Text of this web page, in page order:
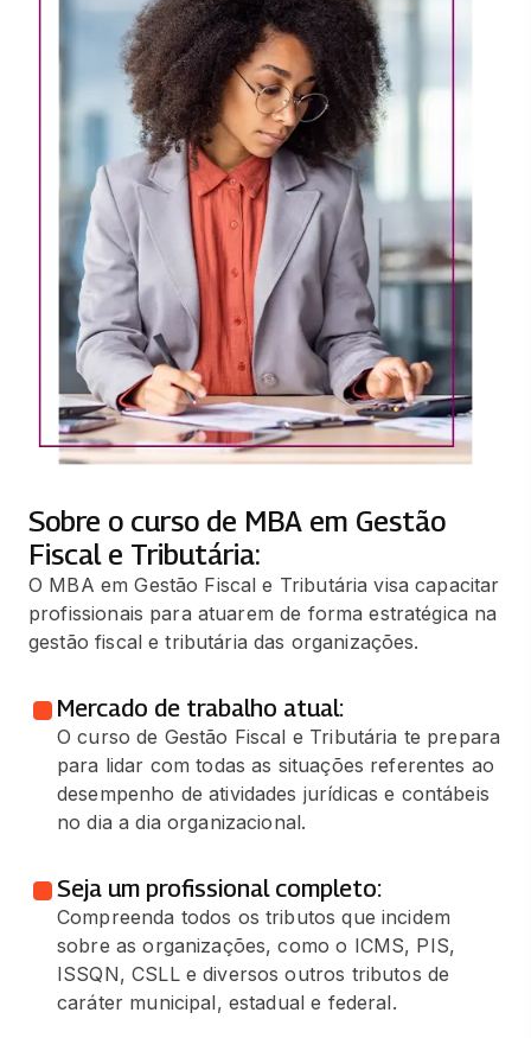
Sobre o curso de MBA em Gestão
Fiscal e Tributária:
O MBA em Gestão Fiscal e Tributária visa capacitar
profissionais para atuarem de forma estratégica na
gestão fiscal e tributária das organizações.
Mercado de trabalho atual:
O curso de Gestão Fiscal e Tributária te prepara
para lidar com todas as situações referentes ao
desempenho de atividades jurídicas e contábeis
no dia a dia organizacional.
Seja um profissional completo:
Compreenda todos os tributos que incidem
sobre as organizações, como o ICMS, PIS,
ISSQN, CSLL e diversos outros tributos de
caráter municipal, estadual e federal.